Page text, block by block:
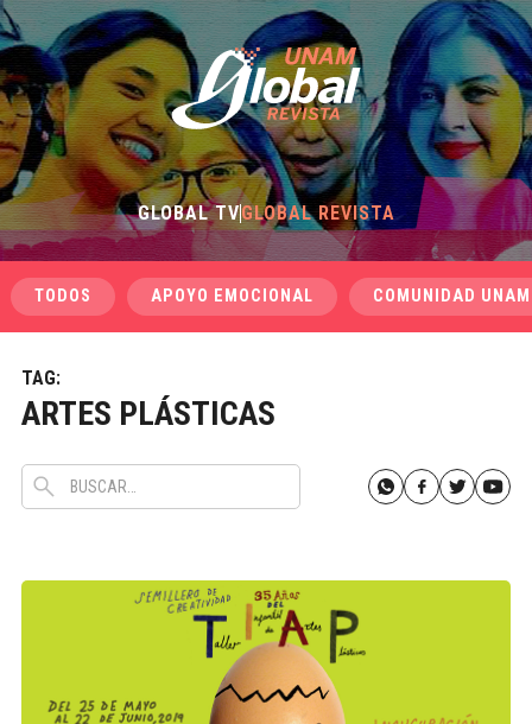
GLOBAL TVGLOBAL REVISTA
TODOS APOYO EMOCIONAL COMUNIDAD UNAM
TAG:
ARTES PLÁSTICAS